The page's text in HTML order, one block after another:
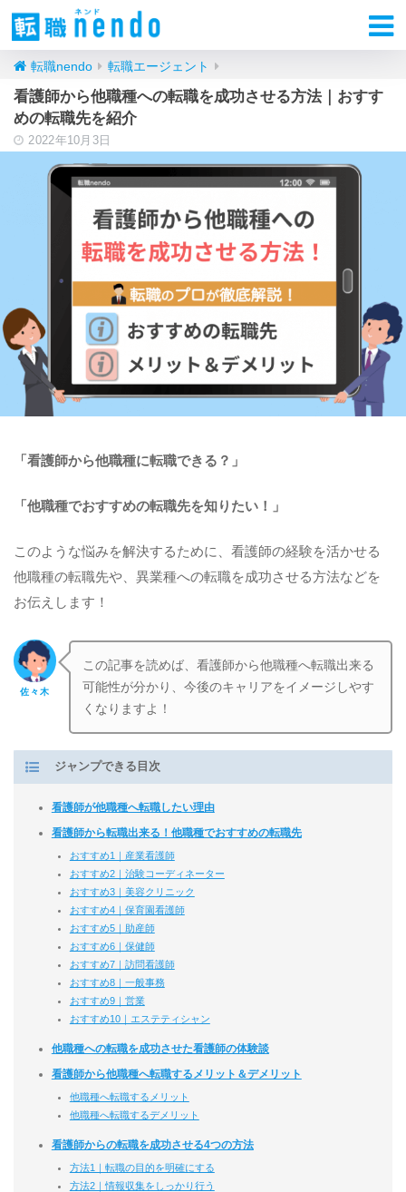
転職nendo 転職エージェント
看護師から他職種への転職を成功させる方法｜おすす
めの転職先を紹介
2022年10月3日
「看護師から他職種に転職できる？」
「他職種でおすすめの転職先を知りたい！」
このような悩みを解決するために、看護師の経験を活かせる
他職種の転職先や、異業種への転職を成功させる方法などを
お伝えします！
佐々木
この記事を読めば、看護師から他職種へ転職出来る
可能性が分かり、今後のキャリアをイメージしやす
くなりますよ！
ジャンプできる目次
看護師が他職種へ転職したい理由
看護師から転職出来る！他職種でおすすめの転職先
おすすめ1｜産業看護師
おすすめ2｜治験コーディネーター
おすすめ3｜美容クリニック
おすすめ4｜保育園看護師
おすすめ5｜助産師
おすすめ6｜保健師
おすすめ7｜訪問看護師
おすすめ8｜一般事務
おすすめ9｜営業
おすすめ10｜エステティシャン
他職種への転職を成功させた看護師の体験談
看護師から他職種へ転職するメリット＆デメリット
他職種へ転職するメリット
他職種へ転職するデメリット
看護師からの転職を成功させる4つの方法
方法1｜転職の目的を明確にする
方法2｜情報収集をしっかり行う